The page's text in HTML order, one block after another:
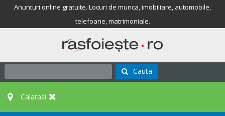
Anunturi online gratuite. Locuri de munca, imobiliare, automobile,
telefoane, matrimoniale.
Cauta
Calarasi